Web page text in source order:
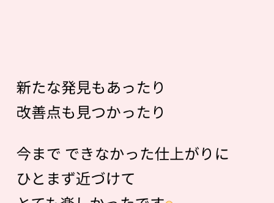
新たな発見もあったり
改善点も見つかったり
今まで できなかった仕上がりに
ひとまず近づけて